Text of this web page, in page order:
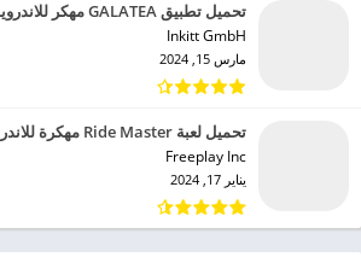
تحميل تطبيق GALATEA مهكر للاندرويد 2024
Inkitt GmbH‏
مارس 15, 2024
تحميل لعبة Ride Master مهكرة للاندرويد 2024
Freeplay Inc‏
يناير 17, 2024